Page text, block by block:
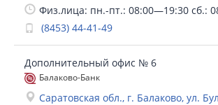
Физ.лица: пн.-пт.: 08:00—19:30 сб.:
(8453) 44-41-49
Дополнительный офис № 6
Балаково-Банк
Саратовская обл., г. Балаково, ул.